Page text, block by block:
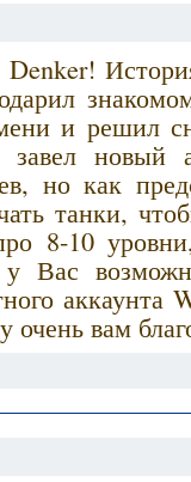
и решил
новый
но как
танки,
8-10
Вас
аккаунта
вам